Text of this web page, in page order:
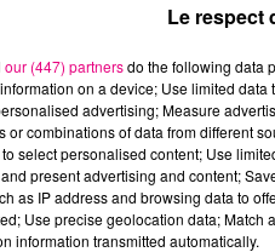
Le respect
our (447) partnersdo the following data
on a device; Use limited
advertising; Measure
or combinations of data from different
select personalised content; Use
present advertising and content;
as IP address and browsing data to
Use precise geolocation data; Match
information transmitted automatically.